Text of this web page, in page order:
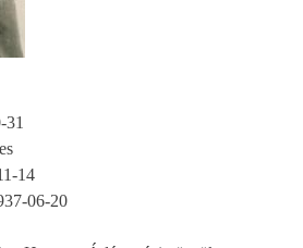
31
14
06-20